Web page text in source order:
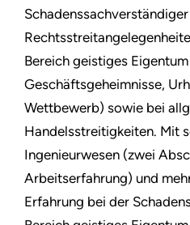
Bereich geistiges
Geschäftsgeheimnisse,
Wettbewerb) sowie bei
Handelsstreitigkeiten. Mit
Ingenieurwesen (zwei
Arbeitserfahrung) und
Erfahrung bei der